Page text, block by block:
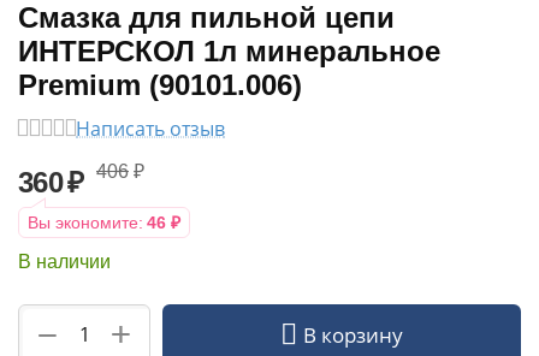
Смазка для пильной цепи
ИНТЕРСКОЛ 1л минеральное
Premium (90101.006)
Написать отзыв
360₽ 406 ₽
Вы экономите: 46 ₽
В наличии
+
− В корзину